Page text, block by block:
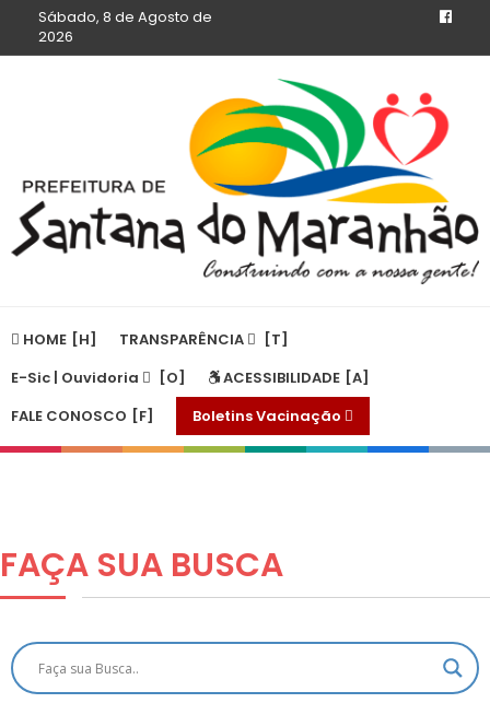
Sábado, 8 de Agosto de
2026
HOME
TRANSPARÊNCIA
E-Sic | Ouvidoria
ACESSIBILIDADE
FALE CONOSCO
Boletins Vacinação
FAÇA SUA BUSCA